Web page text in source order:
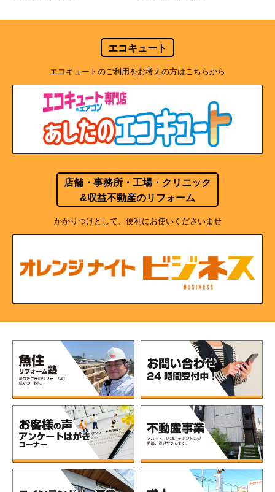
エコキュート
エコキュートのご利用をお考えの方はこちらから
店舗・事務所・工場・クリニック
&収益不動産のリフォーム
かかりつけとして、便利にお使いくださいませ